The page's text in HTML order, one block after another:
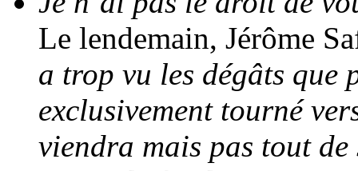
Le lendemain, Jérôme
a trop vu les dégâts
exclusivement tourné
viendra mais pas tout de